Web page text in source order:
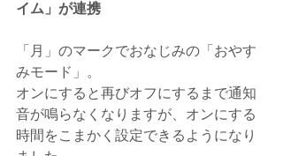
イム」が連携
「月」のマークでおなじみの「おやす
みモード」。
オンにすると再びオフにするまで通知
音が鳴らなくなりますが、オンにする
時間をこまかく設定できるようになり